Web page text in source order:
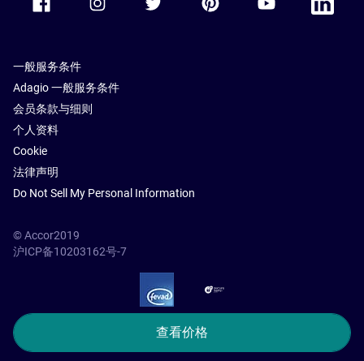
查看价格
一般服务条件
Adagio 一般服务条件
会员条款与细则
个人资料
Cookie
法律声明
Do Not Sell My Personal Information
© Accor2019
沪ICP备10203162号-7